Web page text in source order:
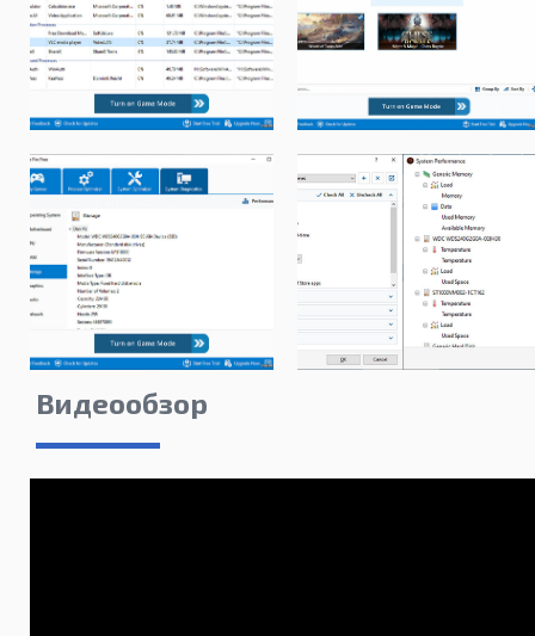
Видеообзор